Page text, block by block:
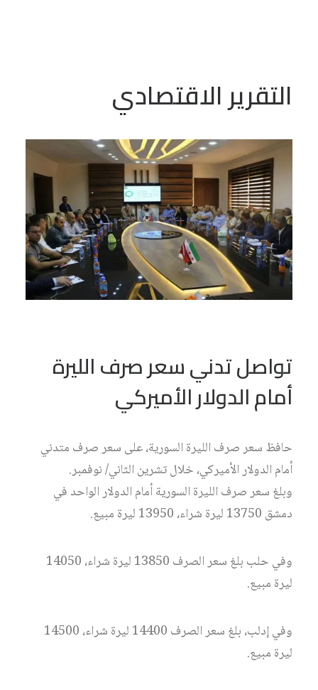
التقرير الاقتصادي
تواصل تدني سعر صرف الليرة
أمام الدولار الأميركي
حافظ سعر صرف الليرة السورية، على سعر صرف متدني
أمام الدولار الأميركي، خلال تشرين الثاني/ نوفمبر.
وبلغ سعر صرف الليرة السورية أمام الدولار الواحد في
دمشق 13750 ليرة شراء، 13950 ليرة مبيع.
وفي حلب بلغ سعر الصرف 13850 ليرة شراء، 14050
ليرة مبيع.
وفي إدلب، بلغ سعر الصرف 14400 ليرة شراء، 14500
ليرة مبيع.